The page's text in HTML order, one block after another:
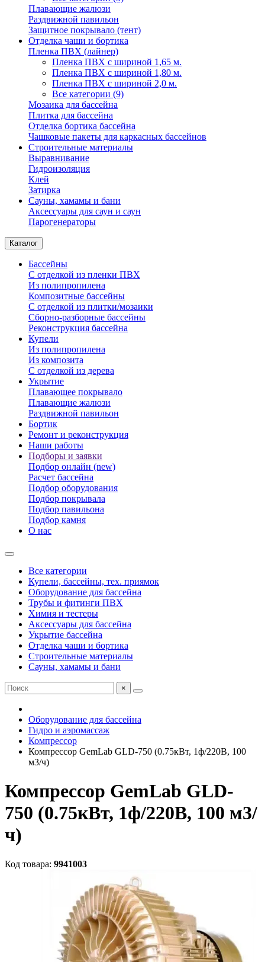
Плавающие жалюзи
Раздвижной павильон
Защитное покрывало (тент)
Отделка чаши и бортика
Пленка ПВХ (лайнер)
Пленка ПВХ с шириной 1,65 м.
Пленка ПВХ с шириной 1,80 м.
Пленка ПВХ с шириной 2,0 м.
Все категории (9)
Мозаика для бассейна
Плитка для бассейна
Отделка бортика бассейна
Чашковые пакеты для каркасных бассейнов
Строительные материалы
Выравнивание
Гидроизоляция
Клей
Затирка
Сауны, хамамы и бани
Аксессуары для саун и саун
Парогенераторы
Каталог
Бассейны
С отделкой из пленки ПВХ
Из полипропилена
Композитные бассейны
С отделкой из плитки/мозаики
Сборно-разборные бассейны
Реконструкция бассейна
Купели
Из полипропилена
Из композита
С отделкой из дерева
Укрытие
Плавающее покрывало
Плавающие жалюзи
Раздвижной павильон
Бортик
Ремонт и реконструкция
Наши работы
Подборы и заявки
Подбор онлайн (new)
Расчет бассейна
Подбор оборудования
Подбор покрывала
Подбор павильона
Подбор камня
О нас
Все категории
Купели, бассейны, тех. приямок
Оборудование для бассейна
Трубы и фитинги ПВХ
Химия и тестеры
Аксессуары для бассейна
Укрытие бассейна
Отделка чаши и бортика
Строительные материалы
Сауны, хамамы и бани
×
Оборудование для бассейна
Гидро и аэромассаж
Компрессор
Компрессор GemLab GLD-750 (0.75кВт, 1ф/220В, 100
м3/ч)
Компрессор GemLab GLD-
750 (0.75кВт, 1ф/220В, 100 м3/
ч)
Код товара: 9941003